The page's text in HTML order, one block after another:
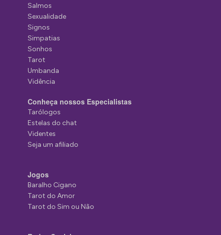
Salmos
Sexualidade
Signos
Simpatias
Sonhos
Tarot
Umbanda
Vidência
Conheça nossos Especialistas
Tarólogos
Estelas do chat
Videntes
Seja um afiliado
Jogos
Baralho Cigano
Tarot do Amor
Tarot do Sim ou Não